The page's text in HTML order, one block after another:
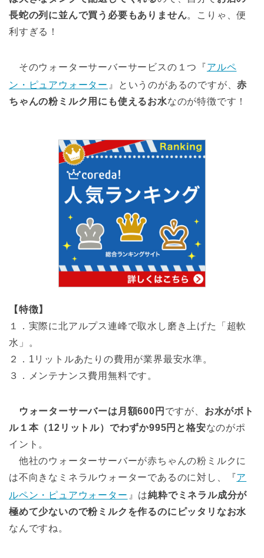
長蛇の列に並んで買う必要もありません。こりゃ、便
利すぎる！
そのウォーターサーバーサービスの１つ『アルペ
ン・ピュアウォーター 』というのがあるのですが、赤
ちゃんの粉ミルク用にも使えるお水なのが特徴です！
【特徴】
１．実際に北アルプス連峰で取水し磨き上げた「超軟
水」。
２．1リットルあたりの費用が業界最安水準。
３．メンテナンス費用無料です。
ウォーターサーバーは月額600円 ですが、 お水がボト
ル１本（12リットル）でわずか995円と格安なのがポ
イント。
他社のウォーターサーバーが赤ちゃんの粉ミルクに
は不向きなミネラルウォーターであるのに対し、『ア
ルペン・ピュアウォーター 』は純粋でミネラル成分が
極めて少ないので粉ミルクを作るのにピッタリなお水
なんですね。